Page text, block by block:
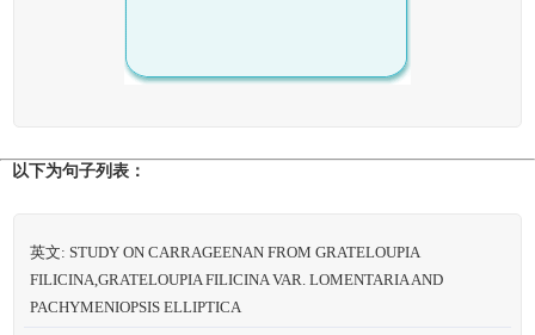
以下为句子列表：
英文: STUDY ON CARRAGEENAN FROM GRATELOUPIA
FILICINA,GRATELOUPIA FILICINA VAR. LOMENTARIA AND
PACHYMENIOPSIS ELLIPTICA